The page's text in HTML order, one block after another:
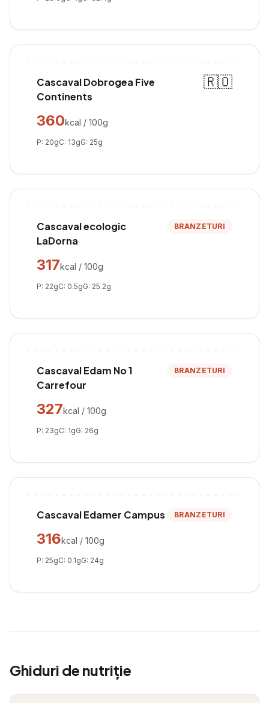
Cascaval Dobrogea Five
Continents
🇷🇴
360kcal / 100g
P: 20gC: 13gG: 25g
Cascaval ecologic
LaDorna
BRANZETURI
317kcal / 100g
P: 22gC: 0.5gG: 25.2g
Cascaval Edam No 1
Carrefour
BRANZETURI
327kcal / 100g
P: 23gC: 1gG: 26g
Cascaval Edamer Campus BRANZETURI
316kcal / 100g
P: 25gC: 0.1gG: 24g
Ghiduri de nutriție